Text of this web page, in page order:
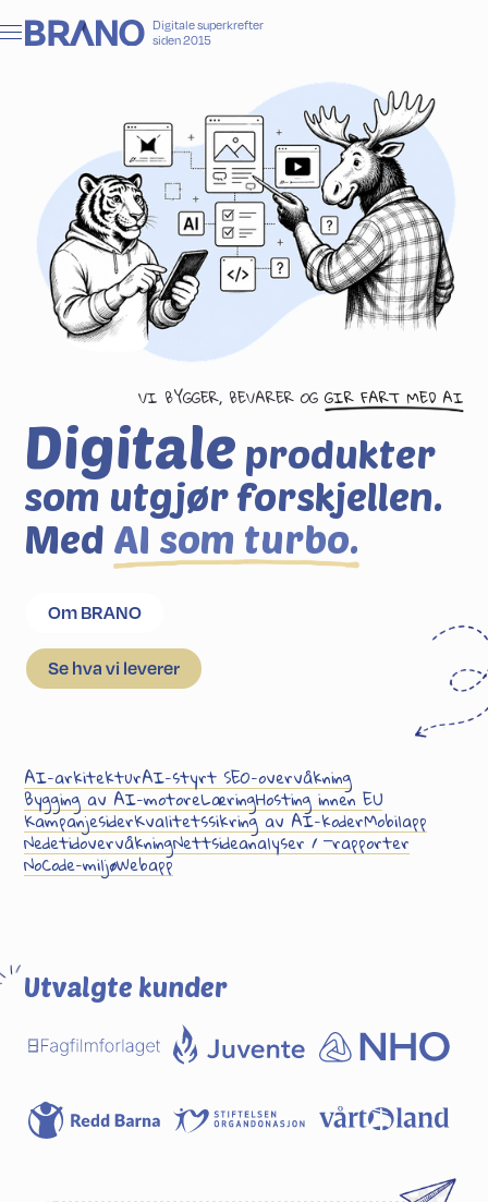
Digitale superkrefter
siden 2015
VI BYGGER, BEVARER OG GIR FART MED AI
Digitale produkter
som utgjør forskjellen.
Med AI som turbo.
Om BRANO
Se hva vi leverer
AI-arkitekturAI-styrt SEO-overvåkning
Bygging av AI-motoreLæringHosting innen EU
KampanjesiderKvalitets­sikring av AI-koderMobilapp
Nedetid­overvåkningNettside­analyser / ⎻rapporter
NoCode-miljøWebapp
Utvalgte kunder